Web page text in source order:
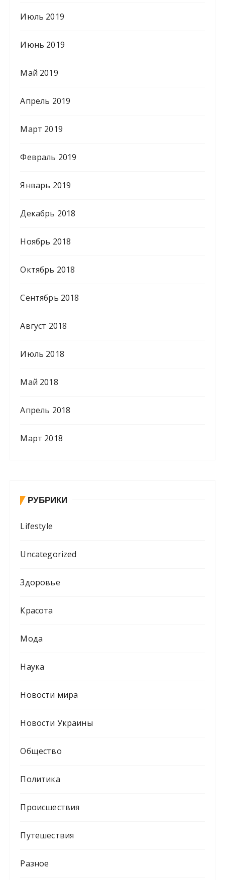
Июль 2019
Июнь 2019
Май 2019
Апрель 2019
Март 2019
Февраль 2019
Январь 2019
Декабрь 2018
Ноябрь 2018
Октябрь 2018
Сентябрь 2018
Август 2018
Июль 2018
Май 2018
Апрель 2018
Март 2018
РУБРИКИ
Lifestyle
Uncategorized
Здоровье
Красота
Мода
Наука
Новости мира
Новости Украины
Общество
Политика
Происшествия
Путешествия
Разное